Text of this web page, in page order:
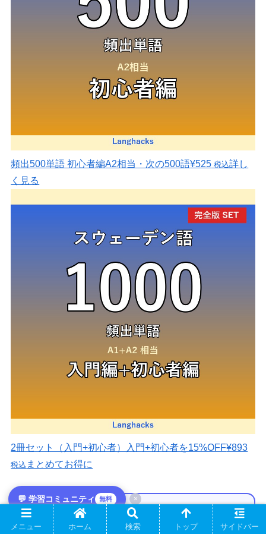
頻出500単語 初心者編A2相当・次の500語¥525 税込詳し
く見る
2冊セット（入門+初心者） 入門+初心者を15%OFF¥893
税込 まとめてお得に
🌍 Langhacks 学習コミュニティ｜メンバー
💬 学習コミュニティ 無料 ×
メニュー ホーム 検索 トップ サイドバー